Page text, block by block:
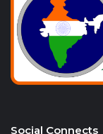
Social Connects